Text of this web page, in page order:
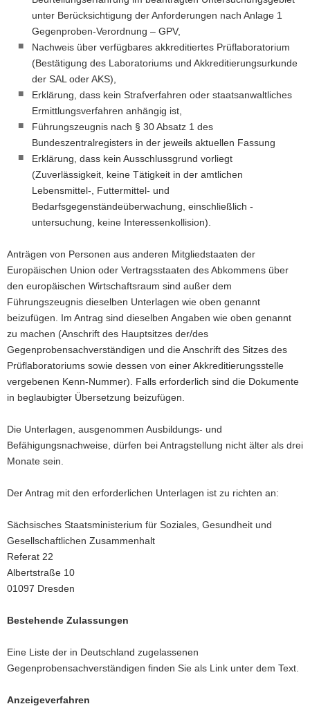
unter Berücksichtigung der Anforderungen nach Anlage 1
Gegenproben-Verordnung – GPV,
Nachweis über verfügbares akkreditiertes Prüflaboratorium
(Bestätigung des Laboratoriums und Akkreditierungsurkunde
der SAL oder AKS),
Erklärung, dass kein Strafverfahren oder staatsanwaltliches
Ermittlungsverfahren anhängig ist,
Führungszeugnis nach § 30 Absatz 1 des
Bundeszentralregisters in der jeweils aktuellen Fassung
Erklärung, dass kein Ausschlussgrund vorliegt
(Zuverlässigkeit, keine Tätigkeit in der amtlichen
Lebensmittel-, Futtermittel- und
Bedarfsgegenständeüberwachung, einschließlich -
untersuchung, keine Interessenkollision).
Anträgen von Personen aus anderen Mitgliedstaaten der
Europäischen Union oder Vertragsstaaten des Abkommens über
den europäischen Wirtschaftsraum sind außer dem
Führungszeugnis dieselben Unterlagen wie oben genannt
beizufügen. Im Antrag sind dieselben Angaben wie oben genannt
zu machen (Anschrift des Hauptsitzes der/des
Gegenprobensachverständigen und die Anschrift des Sitzes des
Prüflaboratoriums sowie dessen von einer Akkreditierungsstelle
vergebenen Kenn-Nummer). Falls erforderlich sind die Dokumente
in beglaubigter Übersetzung beizufügen.
Die Unterlagen, ausgenommen Ausbildungs- und
Befähigungsnachweise, dürfen bei Antragstellung nicht älter als drei
Monate sein.
Der Antrag mit den erforderlichen Unterlagen ist zu richten an:
Sächsisches Staatsministerium für Soziales, Gesundheit und
Gesellschaftlichen Zusammenhalt
Referat 22
Albertstraße 10
01097 Dresden
Bestehende Zulassungen
Eine Liste der in Deutschland zugelassenen
Gegenprobensachverständigen finden Sie als Link unter dem Text.
Anzeigeverfahren